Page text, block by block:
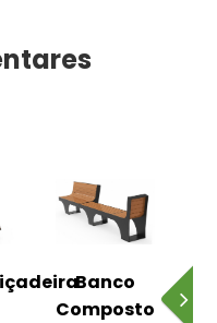
Banco
Composto